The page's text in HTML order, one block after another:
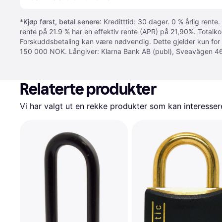
*Kjøp først, betal senere: Kreditttid: 30 dager. 0 % årlig rente.
rente på 21.9 % har en effektiv rente (APR) på 21,90%.
Forskuddsbetaling kan være nødvendig. Dette gjelder kun
150 000 NOK. Långiver: Klarna Bank AB (publ), Sveavägen
Relaterte produkter
Vi har valgt ut en rekke produkter som kan